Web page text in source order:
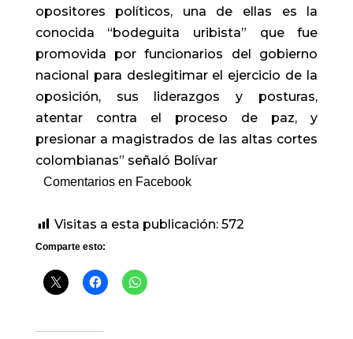
opositores políticos, una de ellas es la
conocida “bodeguita uribista” que fue
promovida por funcionarios del gobierno
nacional para deslegitimar el ejercicio de la
oposición, sus liderazgos y posturas,
atentar contra el proceso de paz, y
presionar a magistrados de las altas cortes
colombianas” señaló Bolívar
Comentarios en Facebook
Visitas a esta publicación: 572
Comparte esto: